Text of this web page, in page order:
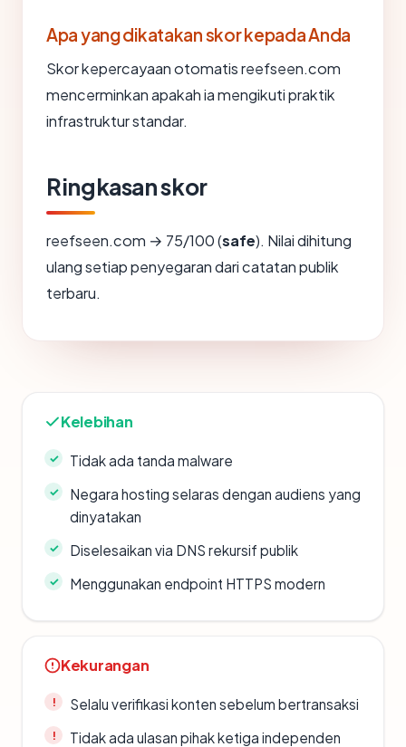
Apa yang dikatakan skor kepada Anda
Skor kepercayaan otomatis reefseen.com
mencerminkan apakah ia mengikuti praktik
infrastruktur standar.
Ringkasan skor
reefseen.com → 75/100 (safe). Nilai dihitung
ulang setiap penyegaran dari catatan publik
terbaru.
Kelebihan
Tidak ada tanda malware
Negara hosting selaras dengan audiens yang
dinyatakan
Diselesaikan via DNS rekursif publik
Menggunakan endpoint HTTPS modern
Kekurangan
Selalu verifikasi konten sebelum bertransaksi
Tidak ada ulasan pihak ketiga independen